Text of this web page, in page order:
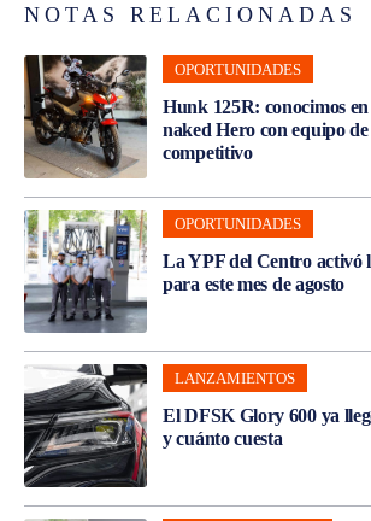
NOTAS RELACIONADAS
OPORTUNIDADES
Hunk 125R: conocimos
naked Hero con equipo
competitivo
OPORTUNIDADES
La YPF del Centro activó
para este mes de agosto
LANZAMIENTOS
El DFSK Glory 600 ya
y cuánto cuesta